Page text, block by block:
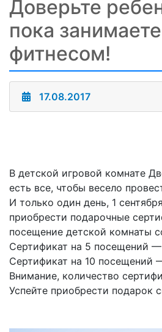
Доверьте
пока
фитнесом!
17.08.2017
В детской игровой комнате
есть все, чтобы весело
И только один день, 1
приобрести подарочные
посещение детской комнаты
Сертификат на 5 посещений
Сертификат на 10 посещений
Внимание, количество
Успейте приобрести подарок